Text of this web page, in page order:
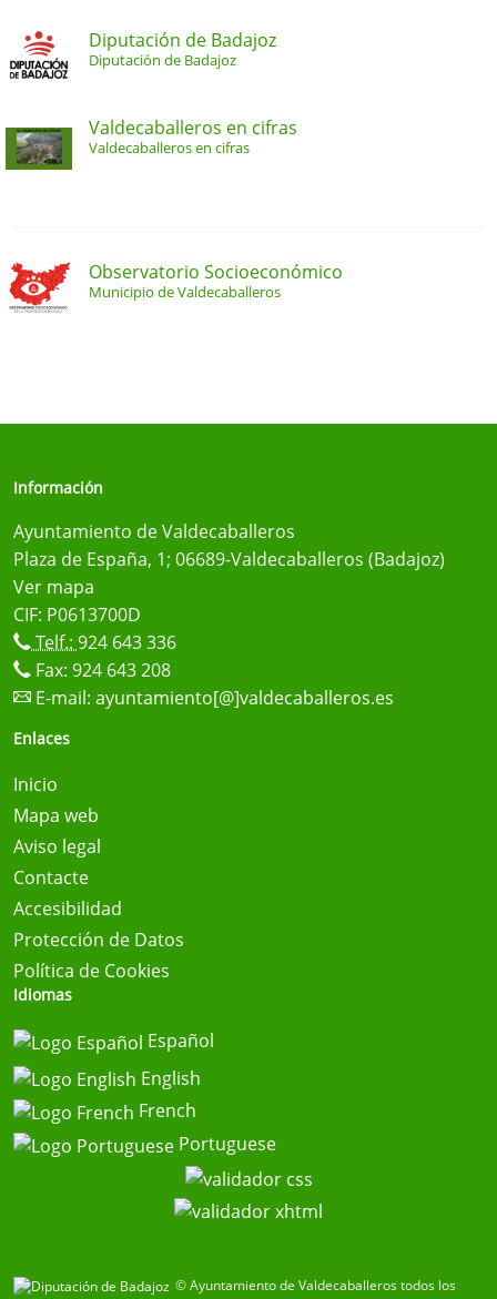
Diputación de Badajoz
Diputación de Badajoz
Valdecaballeros en cifras
Valdecaballeros en cifras
Observatorio Socioeconómico
Municipio de Valdecaballeros
Información
Ayuntamiento de Valdecaballeros
Plaza de España, 1; 06689-Valdecaballeros (Badajoz)
Ver mapa
CIF: P0613700D
Telf.: 924 643 336
Fax: 924 643 208
E-mail: ayuntamiento[@]valdecaballeros.es
Enlaces
Inicio
Mapa web
Aviso legal
Contacte
Accesibilidad
Protección de Datos
Política de Cookies
Idiomas
Español
English
French
Portuguese
© Ayuntamiento de Valdecaballeros todos los